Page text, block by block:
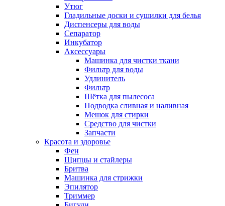
Утюг
Гладильные доски и сушилки для белья
Диспенсеры для воды
Сепаратор
Инкубатор
Аксессуары
Машинка для чистки ткани
Фильтр для воды
Удлинитель
Фильтр
Шётка для пылесоса
Подводка сливная и наливная
Мешок для стирки
Средство для чистки
Запчасти
Красота и здоровье
Фен
Щипцы и стайлеры
Бритва
Машинка для стрижки
Эпилятор
Триммер